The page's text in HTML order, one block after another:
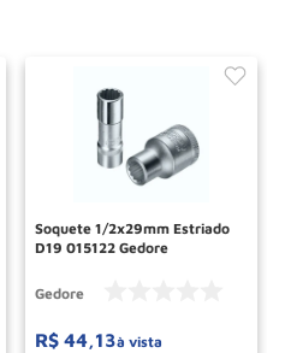
Soquete 1/2x29mm Estriado
D19 015122 Gedore
Gedore
R$ 44,13à vista